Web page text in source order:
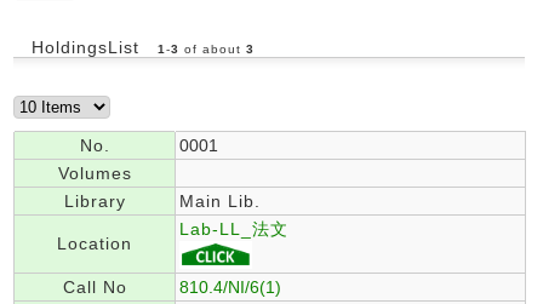
HoldingsList 1 -3 of about 3
No.
0001
Volumes
Library
Main Lib.
Location
Lab-LL_法文
Call No
810.4/NI/6(1)